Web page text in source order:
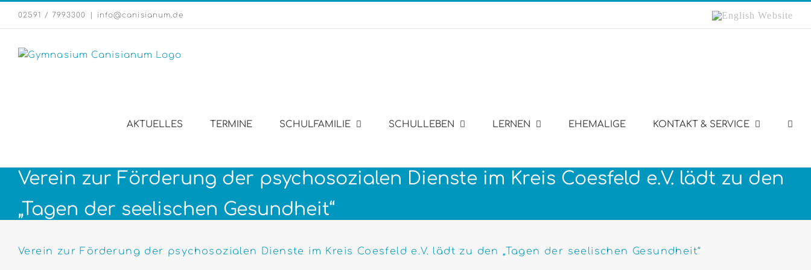
02591 / 7993300 info@canisianum.de
English
AKTUELLES TERMINE SCHULFAMILIE SCHULLEBEN LERNEN EHEMALIGE KONTAKT & SERVICE
Verein zur Förderung der psychosozialen Dienste im Kreis Coesfeld e.V. lädt zu den
„Tagen der seelischen Gesundheit“
Verein zur Förderung der psychosozialen Dienste im Kreis Coesfeld e.V. lädt zu den „Tagen der seelischen Gesundheit“